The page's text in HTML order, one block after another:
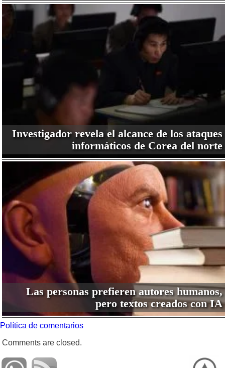
Investigador revela el alcance de los ataques
informáticos de Corea del norte
Las personas prefieren autores humanos,
pero textos creados con IA
Política de comentarios
Comments are closed.